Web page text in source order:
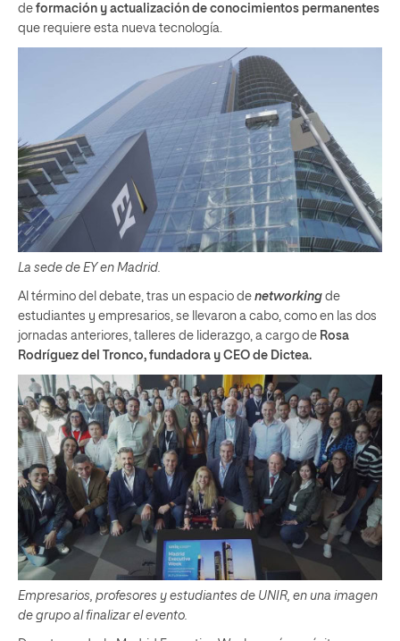
de formación y actualización de conocimientos permanentes
que requiere esta nueva tecnología.
La sede de EY en Madrid.
Al término del debate, tras un espacio de networking de
estudiantes y empresarios, se llevaron a cabo, como en las dos
jornadas anteriores, talleres de liderazgo, a cargo de Rosa
Rodríguez del Tronco, fundadora y CEO de Dictea.
Empresarios, profesores y estudiantes de UNIR, en una imagen
de grupo al finalizar el evento.